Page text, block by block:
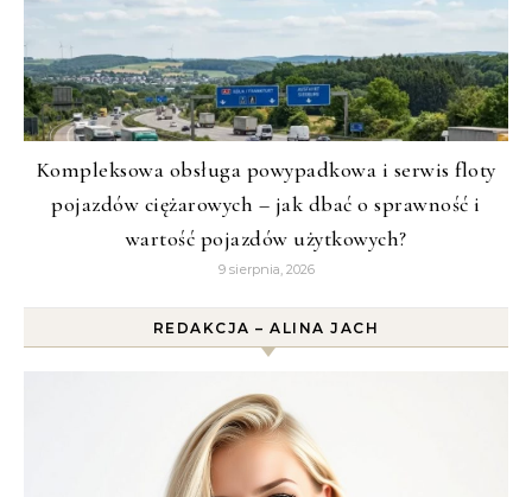
Kompleksowa obsługa powypadkowa i serwis floty
pojazdów ciężarowych – jak dbać o sprawność i
wartość pojazdów użytkowych?
9 sierpnia, 2026
REDAKCJA – ALINA JACH